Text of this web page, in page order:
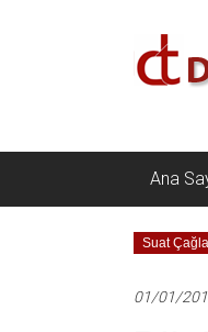
Türkiye
Ana
Suat
01/01/